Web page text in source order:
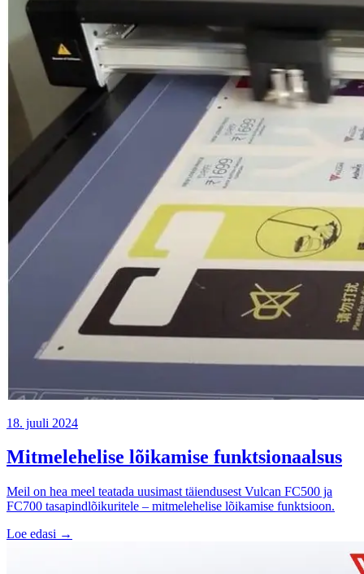
18. juuli 2024
Mitmelehelise lõikamise funktsionaalsus
Meil on hea meel teatada uusimast täiendusest Vulcan FC500 ja
FC700 tasapindlõikuritele – mitmelehelise lõikamise funktsioon.
Loe edasi →